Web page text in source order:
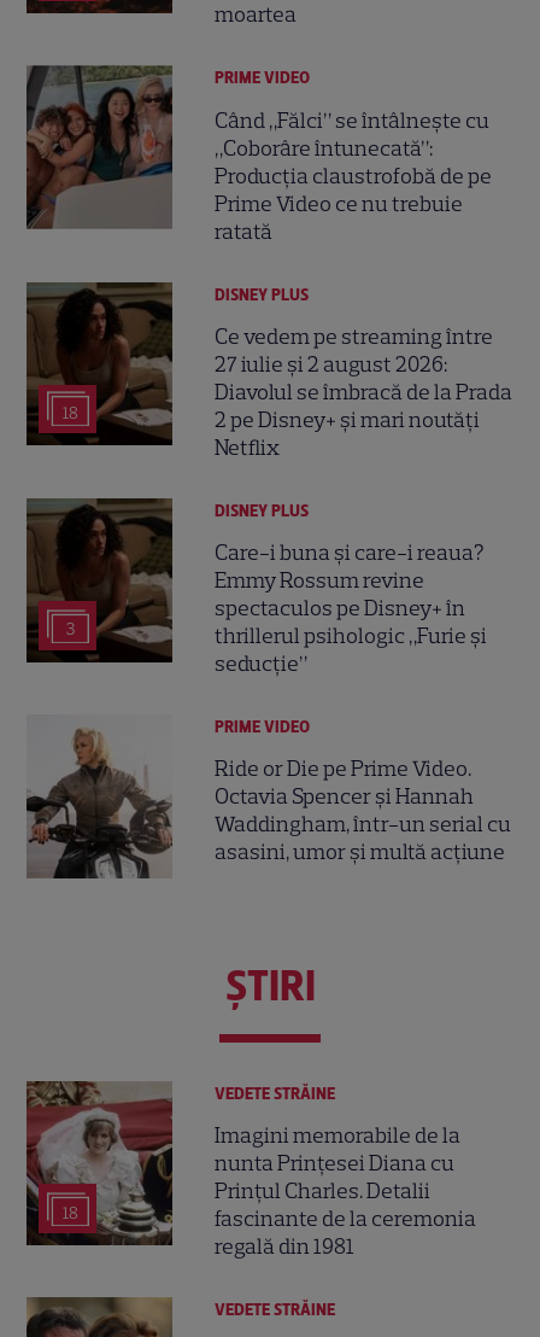
moartea
PRIME VIDEO
Când „Fălci” se întâlnește cu
„Coborâre întunecată”:
Producția claustrofobă de pe
Prime Video ce nu trebuie
ratată
18
DISNEY PLUS
Ce vedem pe streaming între
27 iulie și 2 august 2026:
Diavolul se îmbracă de la Prada
2 pe Disney+ și mari noutăți
Netflix
3
DISNEY PLUS
Care-i buna și care-i reaua?
Emmy Rossum revine
spectaculos pe Disney+ în
thrillerul psihologic „Furie și
seducție”
PRIME VIDEO
Ride or Die pe Prime Video.
Octavia Spencer și Hannah
Waddingham, într-un serial cu
asasini, umor și multă acțiune
ŞTIRI
18
VEDETE STRĂINE
Imagini memorabile de la
nunta Prințesei Diana cu
Prințul Charles. Detalii
fascinante de la ceremonia
regală din 1981
VEDETE STRĂINE